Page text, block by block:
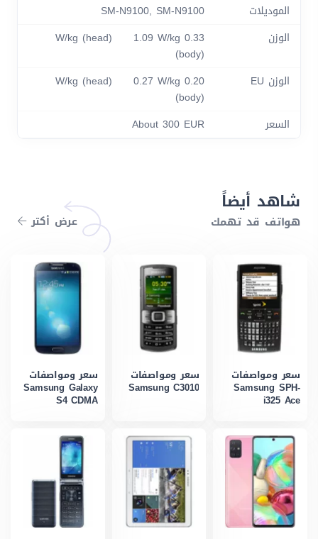
الموديلات
SM-N9100, SM-N9100
الوزن
0.33 W/kg (head) 1.09 W/kg
(body)
الوزن EU
0.20 W/kg (head) 0.27 W/kg
(body)
السعر
About 300 EUR
شاهد أيضاً
هواتف قد تهمك عرض أكتر
سعر ومواصفات
Samsung SPH-
i325 Ace
سعر ومواصفات
Samsung C3010
سعر ومواصفات
Samsung Galaxy
S4 CDMA